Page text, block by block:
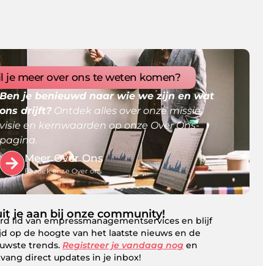
je meer over ons te weten komen?
Ben je benieuwd naar wie we zijn en wat
ons drijft?Ontdek alles over onze missie,
visie en kernwaarden op onze Over Ons-
pagina.
Meer Over Ons
Bezoek onze Over ons
je aan bij onze community!
lid van empressmanagementservices en blijf
op de hoogte van het laatste nieuws en de
trends. Registreer je vandaag nog en
direct updates in je inbox!